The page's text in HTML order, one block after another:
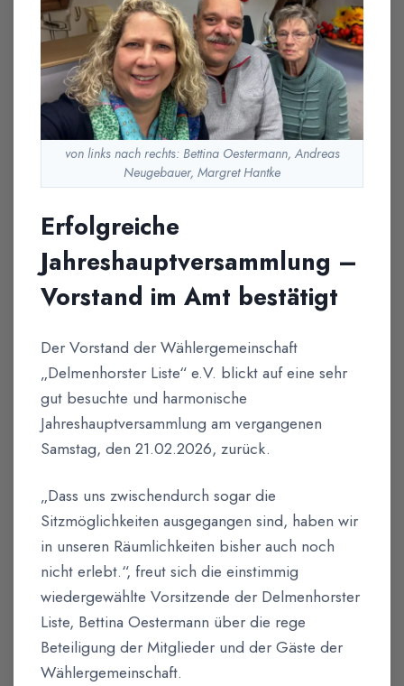
von links nach rechts: Bettina Oestermann, Andreas
Neugebauer, Margret Hantke
Erfolgreiche
Jahreshauptversammlung –
Vorstand im Amt bestätigt
Der Vorstand der Wählergemeinschaft
„Delmenhorster Liste“ e.V. blickt auf eine sehr
gut besuchte und harmonische
Jahreshauptversammlung am vergangenen
Samstag, den 21.02.2026, zurück.
„Dass uns zwischendurch sogar die
Sitzmöglichkeiten ausgegangen sind, haben wir
in unseren Räumlichkeiten bisher auch noch
nicht erlebt.“, freut sich die einstimmig
wiedergewählte Vorsitzende der Delmenhorster
Liste, Bettina Oestermann über die rege
Beteiligung der Mitglieder und der Gäste der
Wählergemeinschaft.